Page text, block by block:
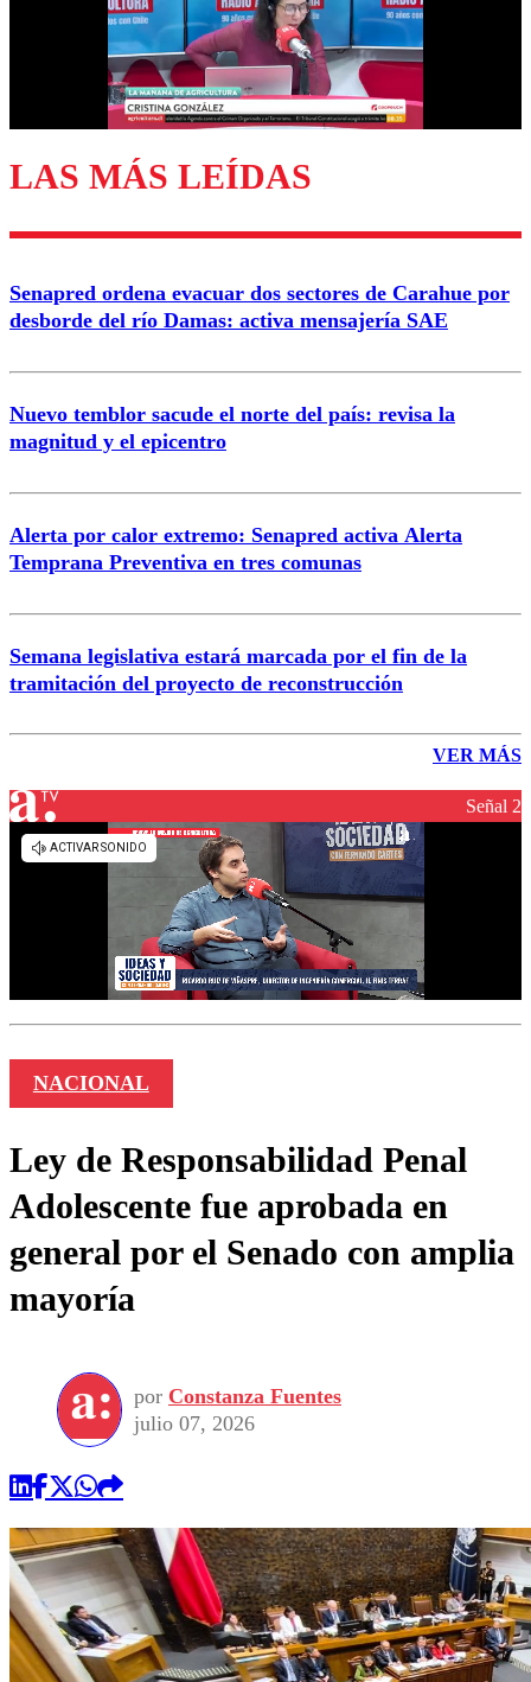
Enviar comentario
LAS MÁS LEÍDAS
Senapred ordena evacuar dos sectores de Carahue por
desborde del río Damas: activa mensajería SAE
Nuevo temblor sacude el norte del país: revisa la
magnitud y el epicentro
Alerta por calor extremo: Senapred activa Alerta
Temprana Preventiva en tres comunas
Semana legislativa estará marcada por el fin de la
tramitación del proyecto de reconstrucción
VER MÁS
Señal 2
NACIONAL
Ley de Responsabilidad Penal
Adolescente fue aprobada en
general por el Senado con amplia
mayoría
por Constanza Fuentes
julio 07, 2026